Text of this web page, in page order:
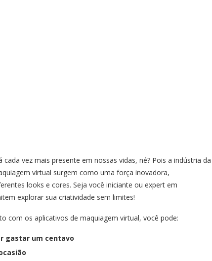
vez mais presente em nossas vidas, né? Pois a indústria da
virtual surgem como uma força inovadora,
looks e cores. Seja você iniciante ou expert em
explorar sua criatividade sem limites!
com os aplicativos de maquiagem virtual, você pode:
gastar um centavo